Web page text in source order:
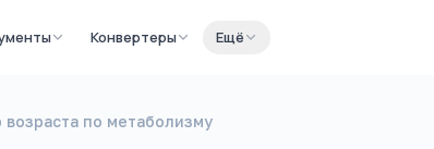
Конвертеры Ещё
возраста по метаболизму